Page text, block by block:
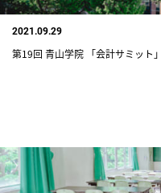
2021.09.29
第19回 青山学院 「会計サミット」